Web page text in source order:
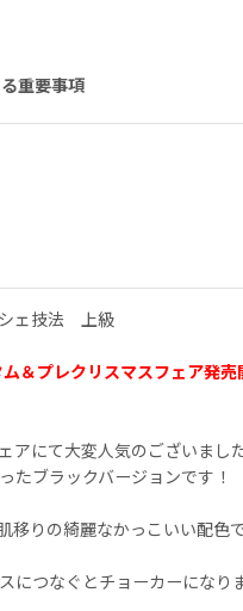
重要事項
シェ技法 上級
＆プレクリスマスフェア発
アにて大変人気のございまし
たブラックバージョンです！
移りの綺麗なかっこいい配色
につなぐとチョーカーになり